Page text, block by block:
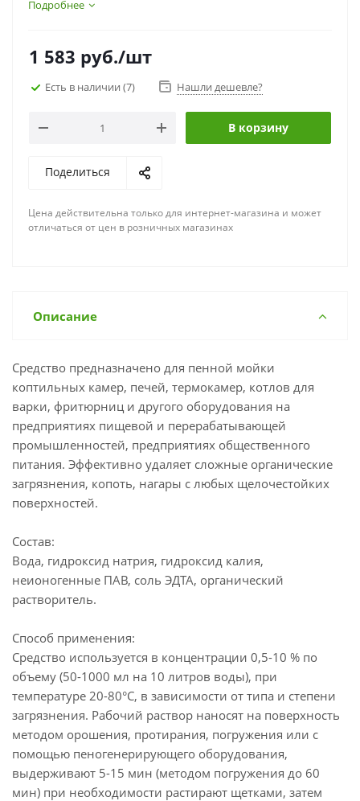
Подробнее
1 583 руб./шт
Есть в наличии (7) Нашли дешевле?
В корзину
Поделиться
Цена действительна только для интернет-магазина и может
отличаться от цен в розничных магазинах
Описание
Средство предназначено для пенной мойки
коптильных камер, печей, термокамер, котлов для
варки, фритюрниц и другого оборудования на
предприятиях пищевой и перерабатывающей
промышленностей, предприятиях общественного
питания. Эффективно удаляет сложные органические
загрязнения, копоть, нагары с любых щелочестойких
поверхностей.
Состав:
Вода, гидроксид натрия, гидроксид калия,
неионогенные ПАВ, соль ЭДТА, органический
растворитель.
Способ применения:
Средство используется в концентрации 0,5-10 % по
объему (50-1000 мл на 10 литров воды), при
температуре 20-80°С, в зависимости от типа и степени
загрязнения. Рабочий раствор наносят на поверхность
методом орошения, протирания, погружения или с
помощью пеногенерирующего оборудования,
выдерживают 5-15 мин (методом погружения до 60
мин) при необходимости растирают щетками, затем